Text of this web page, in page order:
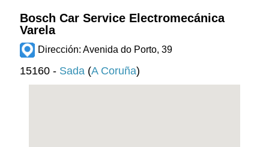
PARA PROFESIONALES
BLOG
Bosch Car Service Electromecánica
Varela
Dirección: Avenida do Porto, 39
15160 - Sada (A Coruña)